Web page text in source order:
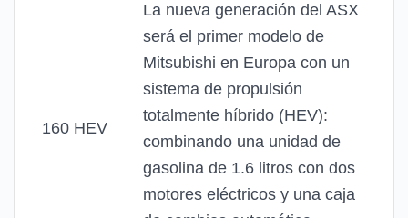
160 HEV
La nueva generación del ASX
será el primer modelo de
Mitsubishi en Europa con un
sistema de propulsión
totalmente híbrido (HEV):
combinando una unidad de
gasolina de 1.6 litros con dos
motores eléctricos y una caja